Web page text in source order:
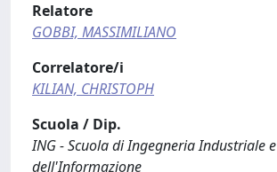
Relatore
GOBBI, MASSIMILIANO
Correlatore/i
KILIAN, CHRISTOPH
Scuola / Dip.
ING - Scuola di Ingegneria Industriale e
dell'Informazione